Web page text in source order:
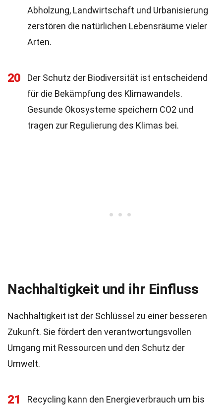
Abholzung, Landwirtschaft und Urbanisierung
zerstören die natürlichen Lebensräume vieler
Arten.
20
Der Schutz der Biodiversität ist entscheidend
für die Bekämpfung des Klimawandels.
Gesunde Ökosysteme speichern CO2 und
tragen zur Regulierung des Klimas bei.
Nachhaltigkeit und ihr Einfluss
Nachhaltigkeit ist der Schlüssel zu einer besseren
Zukunft. Sie fördert den verantwortungsvollen
Umgang mit Ressourcen und den Schutz der
Umwelt.
21
Recycling kann den Energieverbrauch um bis